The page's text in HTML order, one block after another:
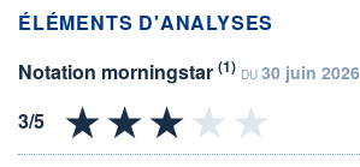
ÉLÉMENTS D'ANALYSES
Notation morningstar (1) DU 30 juin 2026